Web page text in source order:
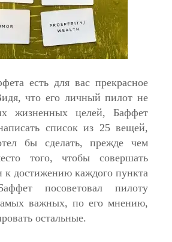
есть для вас прекрасное
что его личный пилот не
жизненных целей, Баффет
список из 25 вещей,
бы сделать, прежде чем
того, чтобы совершать
к достижению каждого пункта
посоветовал пилоту
важных, по его мнению,
остальные.